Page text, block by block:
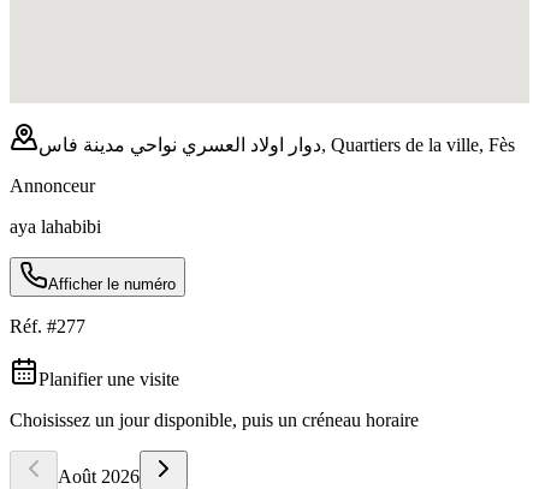
دوار اولاد العسري نواحي مدينة فاس, Quartiers de la ville, Fès
Annonceur
aya lahabibi
Afficher le numéro
Réf. #277
Planifier une visite
Choisissez un jour disponible, puis un créneau horaire
Août 2026